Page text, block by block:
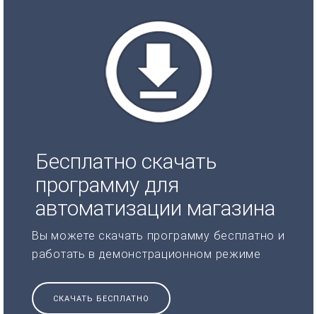
Бесплатно скачать
программу для
автоматизации магазина
Вы можете скачать программу бесплатно и
работать в демонстрационном режиме
СКАЧАТЬ БЕСПЛАТНО